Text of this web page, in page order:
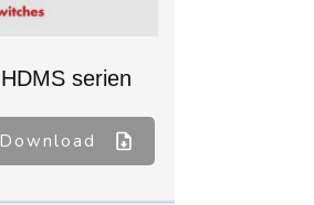
HDMS serien
Download